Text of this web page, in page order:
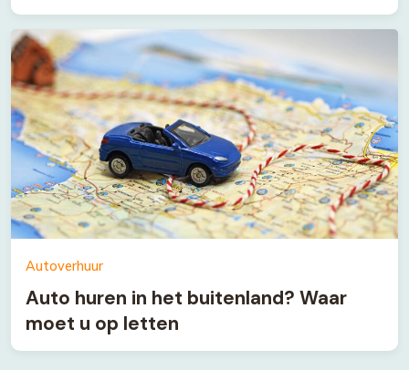
Autoverhuur
Auto huren in het buitenland? Waar
moet u op letten